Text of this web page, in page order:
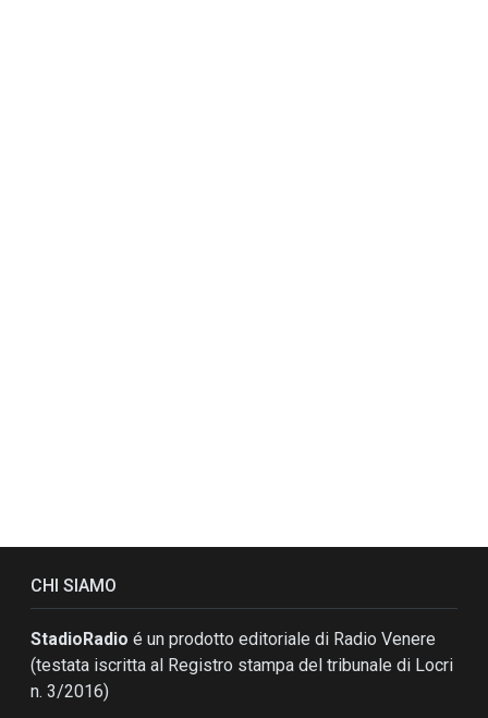
CHI SIAMO
StadioRadio é un prodotto editoriale di Radio Venere
(testata iscritta al Registro stampa del tribunale di Locri
n. 3/2016)